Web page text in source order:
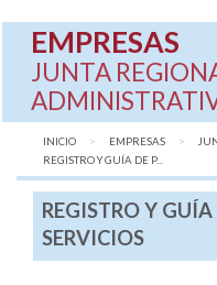
EMPRESAS
JUNTA
INICIO EMPRESAS
AQUÍ:
REGISTRO Y GUÍA DE P...
REGISTRO Y
SERVICIOS